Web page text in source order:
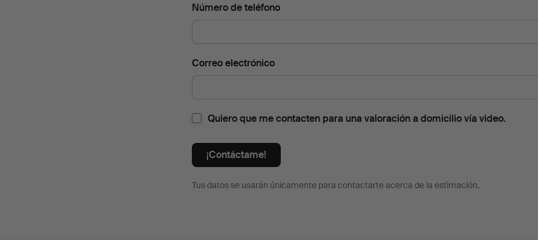
Número de teléfono
Correo electrónico
Quiero que me contacten para una valoración a domicilio vía video.
¡Contáctame!
Tus datos se usarán únicamente para contactarte acerca de la estimación.